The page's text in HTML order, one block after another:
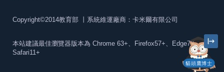
貓頭鷹博士
Copyright©2014教育部 丨系統維運廠商：卡米爾有限公司
本站建議最佳瀏覽器版本為 Chrome 63+、Firefox57+、Edge79+及
Safari11+